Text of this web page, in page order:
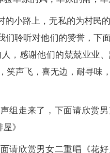
的小路上，无私的为村民
们聆听对他们的赞誉，下
，感谢他们的兢兢业业
笑声飞，喜无边，耐寻味
组走来了，下面请欣赏
》
请欣赏男女二重唱《花